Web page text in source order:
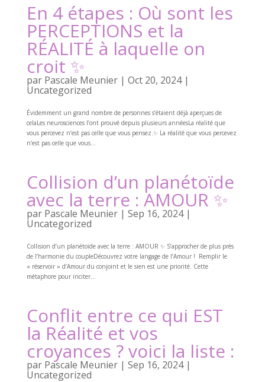
En 4 étapes : Où sont les
PERCEPTIONS et la
RÉALITÉ à laquelle on
croit ✨
par Pascale Meunier| Oct 20, 2024|
Uncategorized
Évidemment un grand nombre de personnes s’étaient déjà aperçues de
celaLes neurosciences l’ont prouvé depuis plusieurs annéesLa réalité que
vous percevez n’est pas celle que vous pensez.✨ La réalité que vous percevez
n’est pas celle que vous...
Collision d’un planétoïde
avec la terre : AMOUR ✨
par Pascale Meunier| Sep 16, 2024|
Uncategorized
Collision d’un planétoïde avec la terre : AMOUR ✨ S’approcher de plus près
de l’harmonie du coupleDécouvrez votre langage de l’Amour ! Remplir le
« réservoir » d’Amour du conjoint et le sien est une priorité. Cette
métaphore pour inciter...
Conflit entre ce qui EST
la Réalité et vos
croyances ? voici la liste :
par Pascale Meunier| Sep 16, 2024|
Uncategorized